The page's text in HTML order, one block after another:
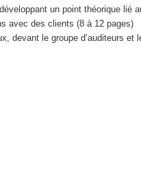
un point théorique lié
avec des clients (8 à 12 pages)
devant le groupe d’auditeurs et